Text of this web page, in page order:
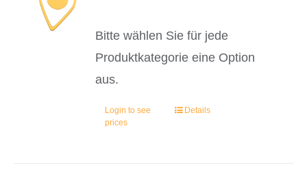
Bitte wählen Sie für jede
Produktkategorie eine Option
aus.
Login to see
prices
Details